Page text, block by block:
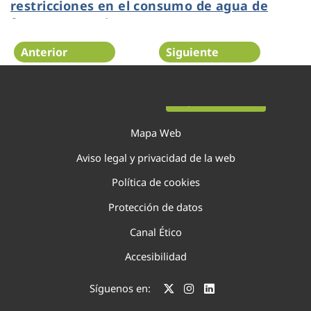
restricciones en el consumo de agua de
forma preventiva
Anterior Siguiente
Mapa Web
Aviso legal y privacidad de la web
Política de cookies
Protección de datos
Canal Ético
Accesibilidad
Síguenos en: